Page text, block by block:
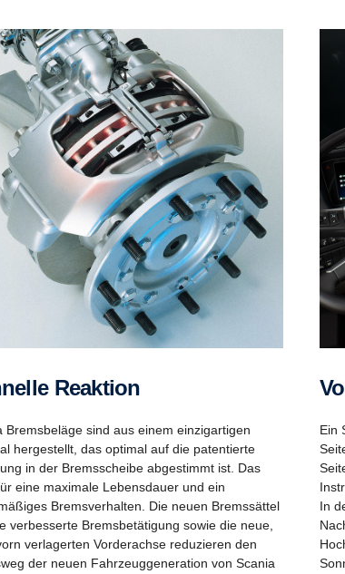
Reaktion
Bremsbeläge sind aus einem einzigartigen
hergestellt, das optimal auf die patentierte
in der Bremsscheibe abgestimmt ist. Das
eine maximale Lebensdauer und ein
Bremsverhalten. Die neuen Bremssättel
verbesserte Bremsbetätigung sowie die neue,
verlagerten Vorderachse reduzieren den
der neuen Fahrzeuggeneration von Scania
Ein
In